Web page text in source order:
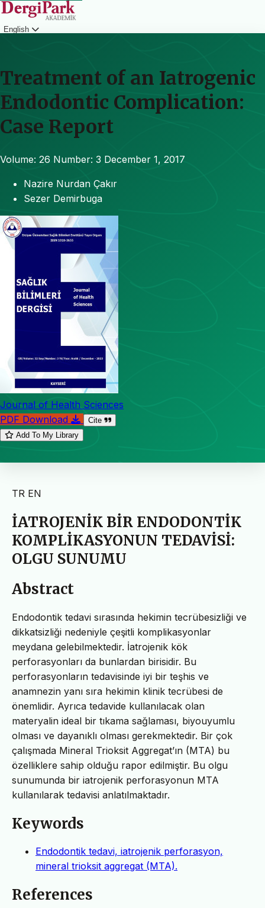
English
Treatment of an Iatrogenic
Endodontic Complication:
Case Report
Volume: 26 Number: 3 December 1, 2017
Nazire Nurdan Çakır
Sezer Demirbuga
Journal of Health Sciences
PDF Download
Cite
Add To My Library
TR EN
İATROJENİK BİR ENDODONTİK
KOMPLİKASYONUN TEDAVİSİ:
OLGU SUNUMU
Abstract
Endodontik tedavi sırasında hekimin tecrübesizliği ve
dikkatsizliği nedeniyle çeşitli komplikasyonlar
meydana gelebilmektedir. İatrojenik kök
perforasyonları da bunlardan birisidir. Bu
perforasyonların tedavisinde iyi bir teşhis ve
anamnezin yanı sıra hekimin klinik tecrübesi de
önemlidir. Ayrıca tedavide kullanılacak olan
materyalin ideal bir tıkama sağlaması, biyouyumlu
olması ve dayanıklı olması gerekmektedir. Bir çok
çalışmada Mineral Trioksit Aggregat’ın (MTA) bu
özelliklere sahip olduğu rapor edilmiştir. Bu olgu
sunumunda bir iatrojenik perforasyonun MTA
kullanılarak tedavisi anlatılmaktadır.
Keywords
Endodontik tedavi, iatrojenik perforasyon,
mineral trioksit aggregat (MTA).
References